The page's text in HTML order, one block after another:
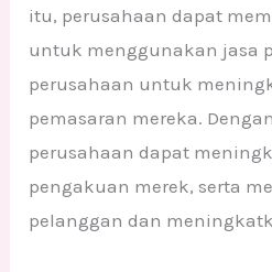
itu, perusahaan dapat
untuk menggunakan jasa
perusahaan untuk
pemasaran mereka.
perusahaan dapat
pengakuan merek, serta
pelanggan dan